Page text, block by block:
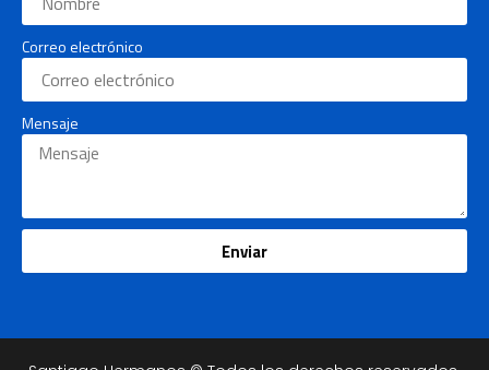
Correo electrónico
Mensaje
Enviar